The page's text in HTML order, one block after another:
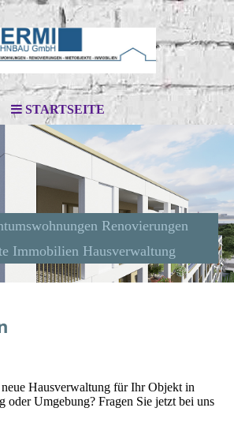
STARTSEITE
Renovierungen
Immobilien Hausverwaltung
Hausverwaltung für Ihr Objekt in
oder Umgebung? Fragen Sie jetzt bei uns